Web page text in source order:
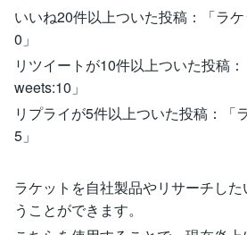
いいね20件以上ついた投稿：「ラ
0」
リツイートが10件以上ついた投稿
weets:10」
リプライが5件以上ついた投稿：
5」
ラケットを自社製品やリサーチし
うことができます。